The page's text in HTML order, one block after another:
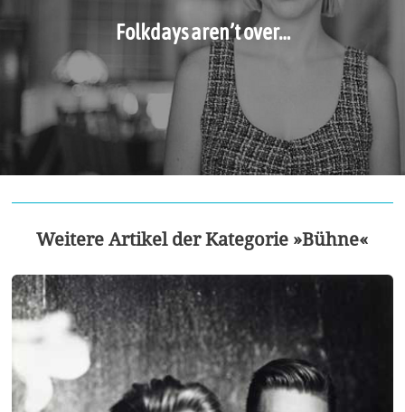
Folkdays aren’t over…
Weitere Artikel der Kategorie »Bühne«